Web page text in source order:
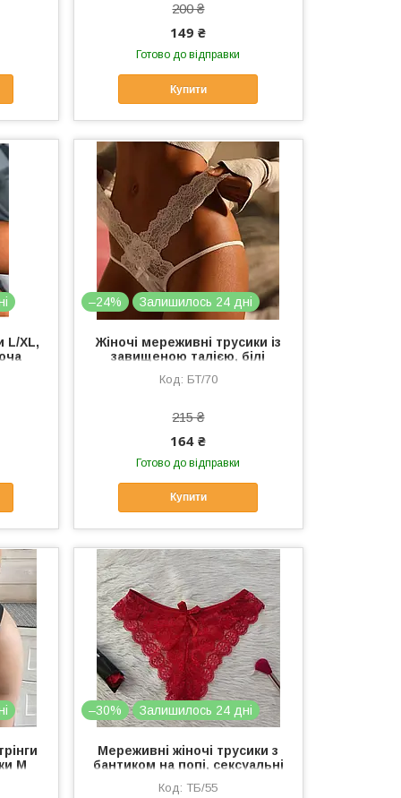
200 ₴
149 ₴
Готово до відправки
Купити
L/XL,
–24% Залишилось 24 дні
Жіночі мереживні трусики із
завищеною талією, білі
та порупеями M
БТ/70
215 ₴
164 ₴
Готово до відправки
Купити
М
–30% Залишилось 24 дні
Мереживні жіночі трусики з
бантиком на попі, сексуальні
високій посадці розмір M
ТБ/55